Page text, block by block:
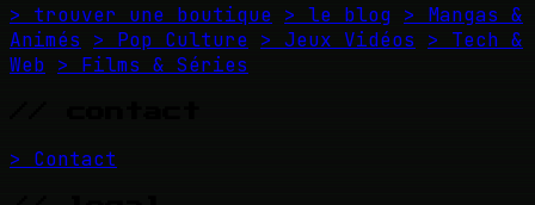
> trouver une boutique > le blog > Mangas &
Animés
> Pop Culture > Jeux Vidéos
> Tech &
Web > Films & Séries
> Contact